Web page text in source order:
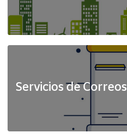
Servicios de Correos